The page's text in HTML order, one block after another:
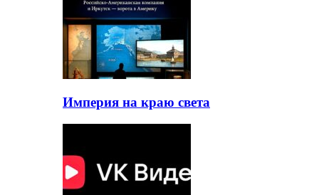
Империя на краю света